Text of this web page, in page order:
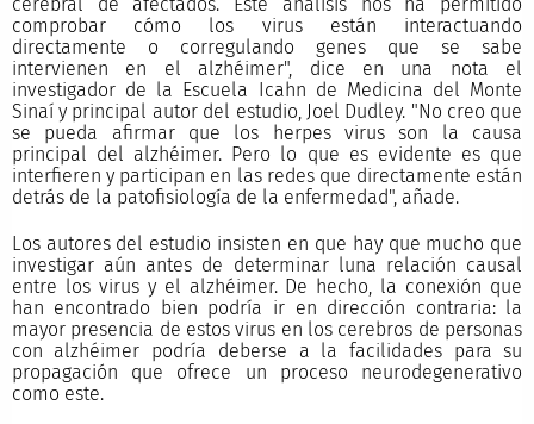
cerebral de afectados. Este análisis nos ha permitido
comprobar cómo los virus están interactuando
directamente o corregulando genes que se sabe
intervienen en el alzhéimer", dice en una nota el
investigador de la Escuela Icahn de Medicina del Monte
Sinaí y principal autor del estudio, Joel Dudley. "No creo que
se pueda afirmar que los herpes virus son la causa
principal del alzhéimer. Pero lo que es evidente es que
interfieren y participan en las redes que directamente están
detrás de la patofisiología de la enfermedad", añade.
Los autores del estudio insisten en que hay que mucho que
investigar aún antes de determinar luna relación causal
entre los virus y el alzhéimer. De hecho, la conexión que
han encontrado bien podría ir en dirección contraria: la
mayor presencia de estos virus en los cerebros de personas
con alzhéimer podría deberse a la facilidades para su
propagación que ofrece un proceso neurodegenerativo
como este.